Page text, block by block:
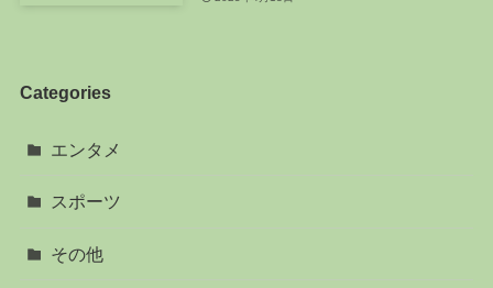
Categories
エンタメ
スポーツ
その他